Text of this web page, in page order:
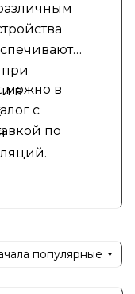
при
в
можно в
с
по
популярные